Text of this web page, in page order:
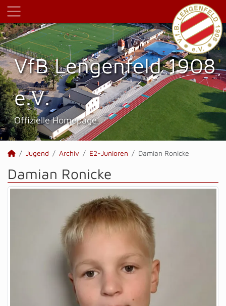
VfB Lengenfeld 1908
e.V.
Offizielle Homepage
Jugend Archiv E2-Junioren Damian Ronicke
Damian Ronicke